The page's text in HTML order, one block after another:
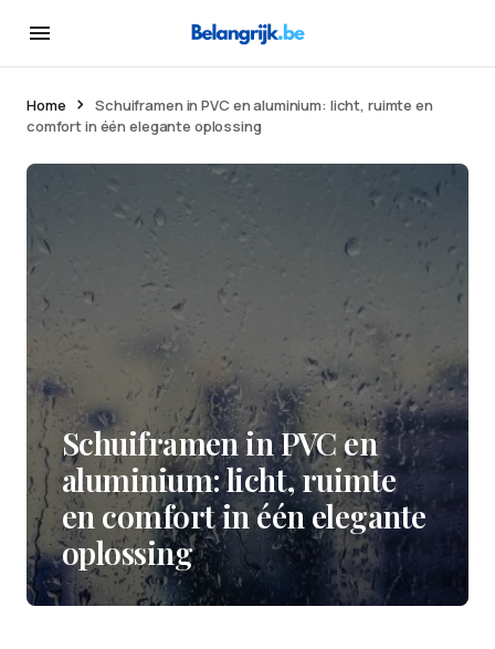
Home
Schuiframen in PVC en aluminium: licht, ruimte en
comfort in één elegante oplossing
Schuiframen in PVC en
aluminium: licht, ruimte
en comfort in één elegante
oplossing